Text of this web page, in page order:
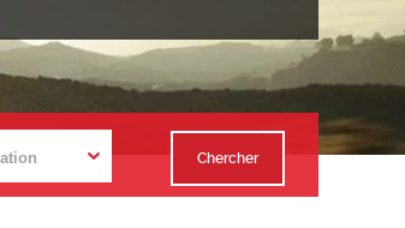
Chercher